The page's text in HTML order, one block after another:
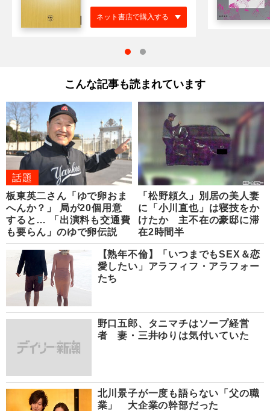
ネット書店で購入する
こんな記事も読まれています
話題
板東英二さん「ゆで卵おま
へんか？」 局が20個用意
すると… 「出演料も交通費
も要らん」のゆで卵伝説
「松野頼久」別居の美人妻
に「小川直也」は寝技をか
けたか 主不在の豪邸に滞
在2時間半
【熟年不倫】「いつまでもSEX＆恋
愛したい」アラフィフ・アラフォー
たち
野口五郎、タニマチはソープ経営
者 妻・三井ゆりは気付いていた
北川景子が一度も語らない「父の職
業」 大企業の幹部だった